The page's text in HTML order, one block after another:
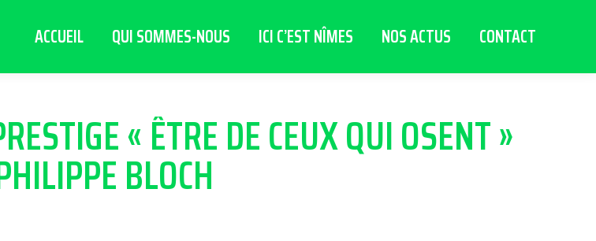
ACCUEIL QUI SOMMES-NOUS ICI C’EST NÎMES NOS ACTUS CONTACT
« ÊTRE DE CEUX QUI OSENT »
BLOCH